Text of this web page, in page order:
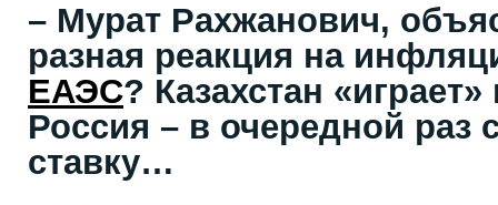
– Мурат Рахжанович,
разная реакция на
ЕАЭС? Казахстан
Россия – в очередной раз
ставку…